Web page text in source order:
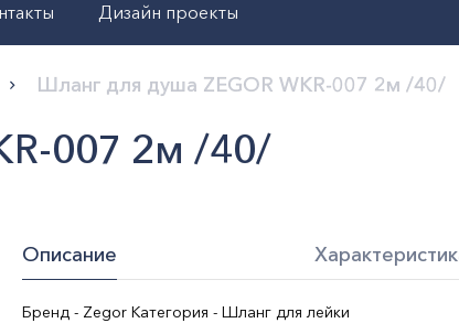
Показать больше
Дизайн проекты
Шланг для душа ZEGOR WKR-007 2м /40/
007 2м /40/
Описание
Бренд - Zegor Категория - Шланг для лейки